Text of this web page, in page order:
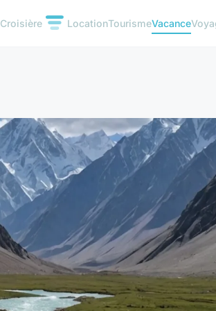
Croisière LocationTourismeVacance